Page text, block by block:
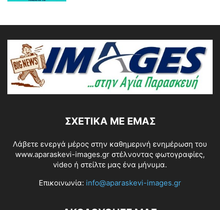
ΣΧΕΤΙΚΆ ΜΕ ΕΜΆΣ
Λάβετε ενεργά μέρος στην καθημερινή ενημέρωση του
www.aparaskevi-images.gr στέλνοντας φωτογραφίες,
video ή στείλτε μας ένα μήνυμα.
Επικοινωνία: info@aparaskevi-images.gr